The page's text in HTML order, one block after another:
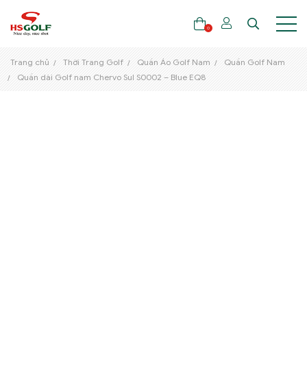
0
Trang chủ Thời Trang Golf Quần Áo Golf Nam
Quần Golf Nam
Quần dài Golf nam Chervo Sul S0002 – Blue EQ8